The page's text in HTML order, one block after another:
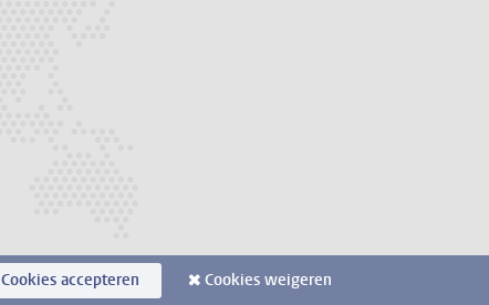
Cookies accepteren Cookies weigeren